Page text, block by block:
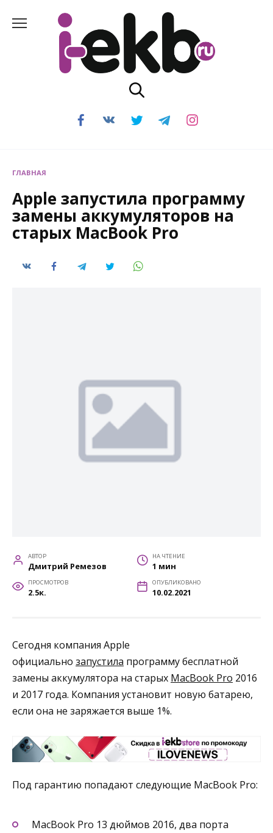
содержанию
ГЛАВНАЯ
Apple запустила программу
замены аккумуляторов на
старых MacBook Pro
АВТОР
Дмитрий Ремезов
НА ЧТЕНИЕ
1 мин
ПРОСМОТРОВ
2.5к.
ОПУБЛИКОВАНО
10.02.2021
Сегодня компания Apple
официально запустила программу бесплатной
замены аккумулятора на старых MacBook Pro 2016
и 2017 года. Компания установит новую батарею,
если она не заряжается выше 1%.
Под гарантию попадают следующие MacBook Pro:
MacBook Pro 13 дюймов 2016, два порта